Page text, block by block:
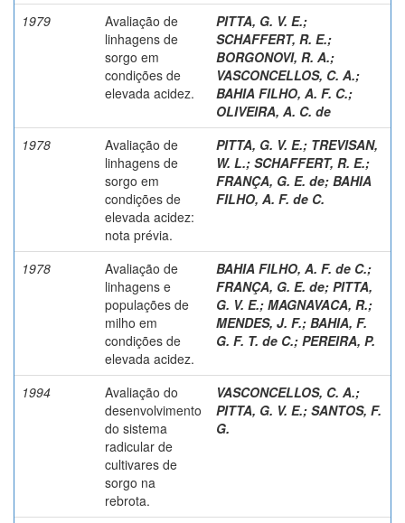
1979
Avaliação de
linhagens de
sorgo em
condições de
elevada acidez.
PITTA, G. V. E.;
SCHAFFERT, R. E.;
BORGONOVI, R. A.;
VASCONCELLOS, C. A.;
BAHIA FILHO, A. F. C.;
OLIVEIRA, A. C. de
1978
Avaliação de
linhagens de
sorgo em
condições de
elevada acidez:
nota prévia.
PITTA, G. V. E.; TREVISAN,
W. L.; SCHAFFERT, R. E.;
FRANÇA, G. E. de; BAHIA
FILHO, A. F. de C.
1978
Avaliação de
linhagens e
populações de
milho em
condições de
elevada acidez.
BAHIA FILHO, A. F. de C.;
FRANÇA, G. E. de; PITTA,
G. V. E.; MAGNAVACA, R.;
MENDES, J. F.; BAHIA, F.
G. F. T. de C.; PEREIRA, P.
1994
Avaliação do
desenvolvimento
do sistema
radicular de
cultivares de
sorgo na
rebrota.
VASCONCELLOS, C. A.;
PITTA, G. V. E.; SANTOS, F.
G.